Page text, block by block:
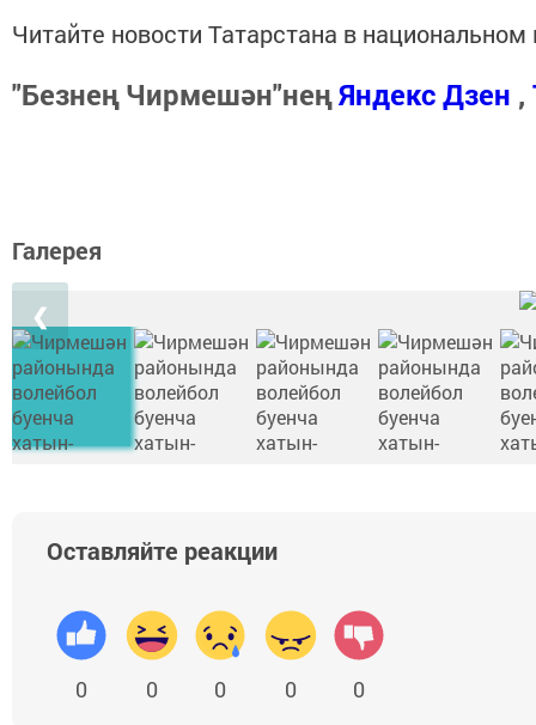
Читайте новости Татарстана в
"Безнең Чирмешән"неңЯндекс Дзен ,
Галерея
❮
Оставляйте реакции
0 0 0 0 0